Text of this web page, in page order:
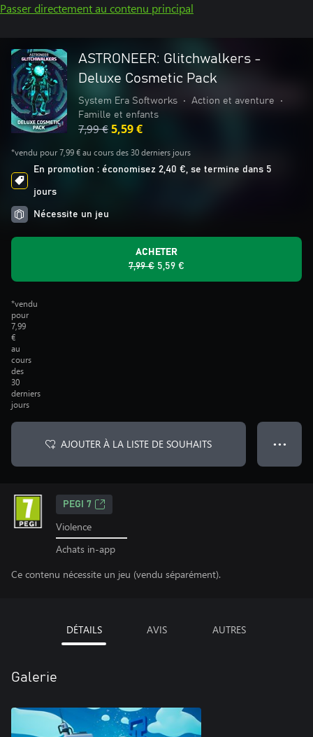
Passer directement au contenu principal
ASTRONEER: Glitchwalkers -
Deluxe Cosmetic Pack
System Era Softworks • Action et aventure
•
Famille et enfants
7,99 €5,59 €
*vendu pour 7,99 € au cours des 30 derniers jours
En promotion : économisez 2,40 €, se termine dans 5
jours
Nécessite un jeu
ACHETER
7,99 € 5,59 €
*vendu
pour
7,99
€
au
cours
des
30
derniers
jours
AJOUTER À LA LISTE DE SOUHAITS ● ● ●
PEGI 7
Violence
Achats in-app
Ce contenu nécessite un jeu (vendu séparément).
DÉTAILS AVIS AUTRES
Galerie